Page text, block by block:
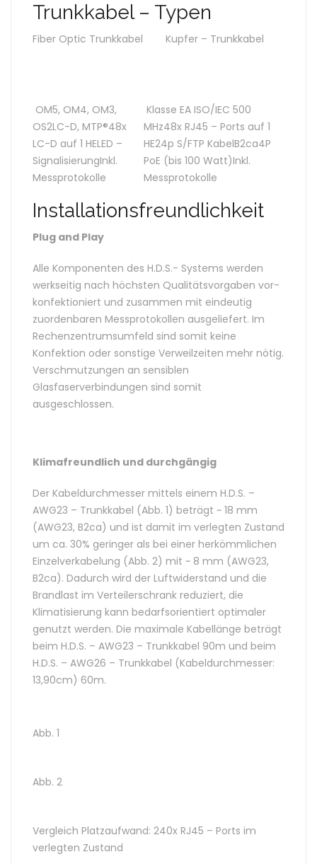
Trunkkabel – Typen
Fiber Optic Trunkkabel Kupfer – Trunkkabel
OM5, OM4, OM3,
OS2LC-D, MTP®48x
LC-D auf 1 HELED –
SignalisierungInkl.
Messprotokolle
Klasse EA ISO/IEC 500
MHz48x RJ45 – Ports auf 1
HE24p S/FTP KabelB2ca4P
PoE (bis 100 Watt)Inkl.
Messprotokolle
Installationsfreundlichkeit
Plug and Play
Alle Komponenten des H.D.S.- Systems werden
werkseitig nach höchsten Qualitätsvorgaben vor-
konfektioniert und zusammen mit eindeutig
zuordenbaren Messprotokollen ausgeliefert. Im
Rechenzentrumsumfeld sind somit keine
Konfektion oder sonstige Verweilzeiten mehr nötig.
Verschmutzungen an sensiblen
Glasfaserverbindungen sind somit
ausgeschlossen.
Klimafreundlich und durchgängig
Der Kabeldurchmesser mittels einem H.D.S. –
AWG23 – Trunkkabel (Abb. 1) beträgt ~ 18 mm
(AWG23, B2ca) und ist damit im verlegten Zustand
um ca. 30% geringer als bei einer herkömmlichen
Einzelverkabelung (Abb. 2) mit ~ 8 mm (AWG23,
B2ca). Dadurch wird der Luftwiderstand und die
Brandlast im Verteilerschrank reduziert, die
Klimatisierung kann bedarfsorientiert optimaler
genutzt werden. Die maximale Kabellänge beträgt
beim H.D.S. – AWG23 – Trunkkabel 90m und beim
H.D.S. – AWG26 – Trunkkabel (Kabeldurchmesser:
13,90cm) 60m.
Abb. 1
Abb. 2
Vergleich Platzaufwand: 240x RJ45 – Ports im
verlegten Zustand